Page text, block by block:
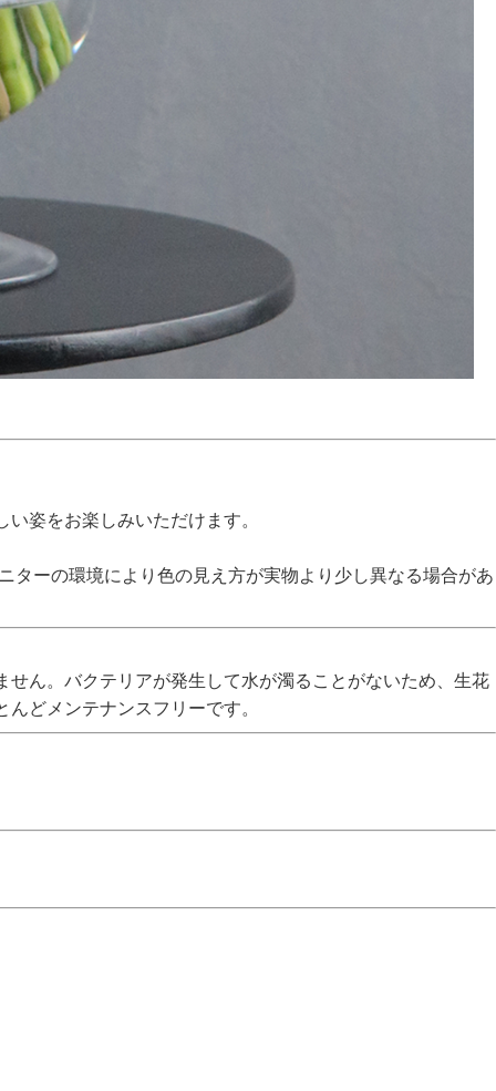
姿をお楽しみいただけます。
ーの環境により色の見え方が実物より少し異なる場合があ
ん。バクテリアが発生して水が濁ることがないため、生花
どメンテナンスフリーです。